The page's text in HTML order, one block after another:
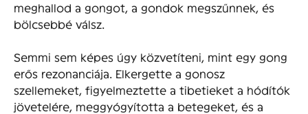
meghallod a gongot, a gondok megszűnnek, és
bölcsebbé válsz.
Semmi sem képes úgy közvetíteni, mint egy gong
erős rezonanciája. Elkergette a gonosz
szellemeket, figyelmeztette a tibetieket a hódítók
jövetelére, meggyógyította a betegeket, és a